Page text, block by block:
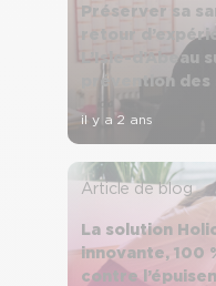
Préserver sa
retour
L’Isle-d’Abeau
prévention des
il y a 2 ans
Article de blog
La solution
innovante, 100
contre